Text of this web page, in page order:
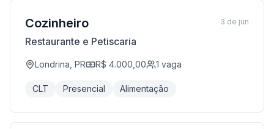
Cozinheiro
Restaurante e Petiscaria
Londrina, PR R$ 4.000,00 1 vaga
CLT Presencial Alimentação
3 de jun